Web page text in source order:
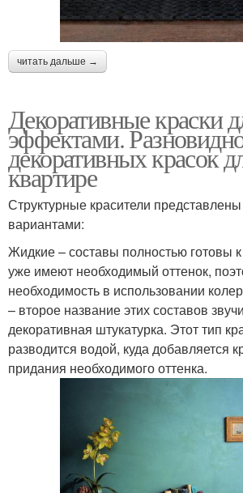
читать дальше →
Декоративные краски
эффектами.
декоративных красок
квартире
Структурные красители
вариантами:
Жидкие – составы полностью готовы
уже имеют необходимый оттенок,
необходимость в использовании
– второе название этих составов
декоративная штукатурка. Этот тип
разводится водой, куда добавляется
придания необходимого оттенка.